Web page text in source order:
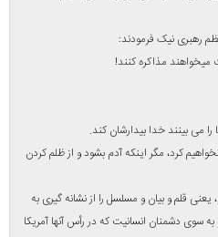
و جهان اختصاص بدین دیگه میشه یه سایت
به سایتهای دیگه برای کسب اطلاع و خبرهای
تذکر بدهد که راه مهاجرانی راهی کج و
هرندی و حسینی در ارشاد درست بود . بهتر است
نه …
پاسخ